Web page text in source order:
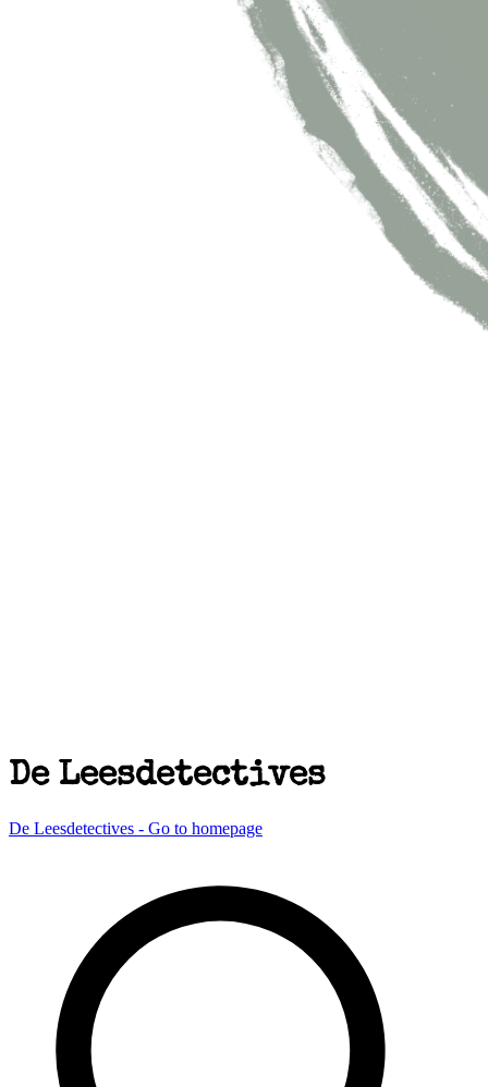
De Leesdetectives
De Leesdetectives - Go to homepage